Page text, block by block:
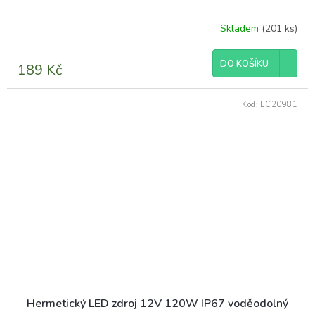
Skladem (201 ks)
189 Kč DO KOŠÍKU
Hermetický LED zdroj 12V 120W IP67 voděodolný
Kód: EC20981